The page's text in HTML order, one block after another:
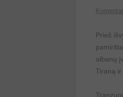
Prieš
albanų
Tiraną